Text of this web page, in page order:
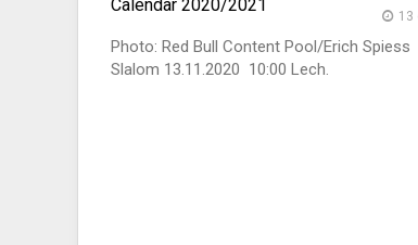
13
Photo: Red Bull Content Pool/Erich
Slalom 13.11.2020 10:00 Lech.